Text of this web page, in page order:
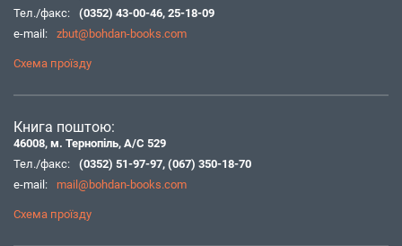
Тел./факс:
(0352) 43-00-46, 25-18-09
e-mail:
zbut@bohdan-books.com
Схема проїзду
Книга поштою:
46008, м. Тернопіль, А/С 529
Тел./факс:
(0352) 51-97-97, (067) 350-18-70
e-mail:
mail@bohdan-books.com
Схема проїзду